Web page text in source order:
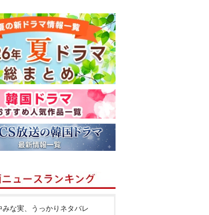
みな実、うっかりネタバレ